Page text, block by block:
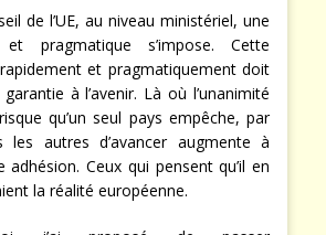
de l’UE, au niveau ministériel, une
pragmatique s’impose. Cette
et pragmatiquement doit
à l’avenir. Là où l’unanimité
qu’un seul pays empêche, par
autres d’avancer augmente à
adhésion. Ceux qui pensent qu’il en
la réalité européenne.